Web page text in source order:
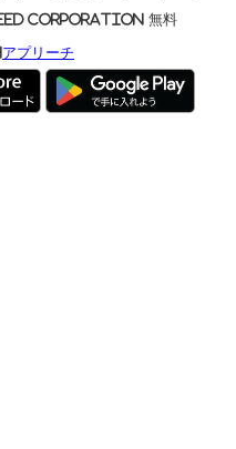
Corporation 無料
アプリーチ